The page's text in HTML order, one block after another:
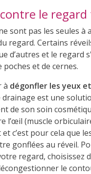
le
sont pas les seules à
regard. Certains
d’autres et le regard
poches et de cernes.
à dégonfler les yeux
drainage est une
de son soin
l’œil (muscle
c’est pour cela que
gonflées au réveil.
regard, choisissez
le